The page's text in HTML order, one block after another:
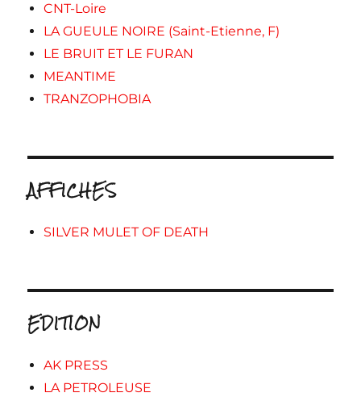
CNT-Loire
LA GUEULE NOIRE (Saint-Etienne, F)
LE BRUIT ET LE FURAN
MEANTIME
TRANZOPHOBIA
AFFICHES
SILVER MULET OF DEATH
EDITION
AK PRESS
LA PETROLEUSE